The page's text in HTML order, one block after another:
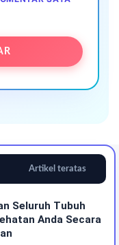
Artikel teratas
Seluruh Tubuh
Anda Secara